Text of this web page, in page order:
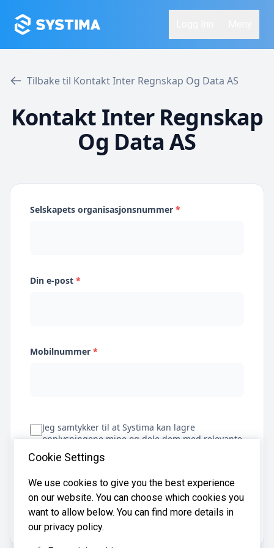
Tilbake til Kontakt Inter Regnskap Og Data AS
Kontakt Inter Regnskap
Og Data AS
Selskapets organisasjonsnummer *
Din e-post *
Mobilnummer *
Jeg samtykker til at Systima kan lagre
opplysningene mine og dele dem med relevante
regnskapsbyråer for å hjelpe meg å finne
regnskapsfører
Få tilbud
Cookie Settings
We use cookies to give you the best experience
on our website. You can choose which cookies you
want to allow below. You can find more details in
our privacy policy.